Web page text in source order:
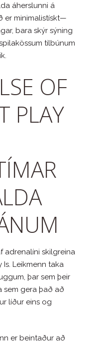
áherslunni á
er minimalistískt—
bara skýr sýning
tilbúnum
OF
PLAY
adrenalíni skilgreina
Leikmenn taka
þar sem þeir
sem gera það að
líður eins og
er beintaður að